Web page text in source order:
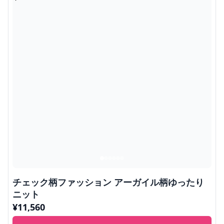
チェック柄ファッション アーガイル柄ゆったり
ニット
¥11,560